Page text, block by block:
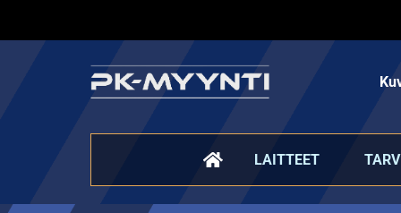
LAITTEET